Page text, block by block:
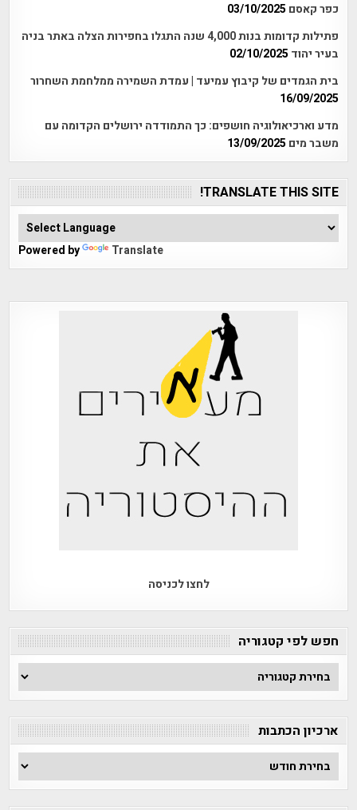
כפר קאסם 03/10/2025
פתילות קדומות בנות 4,000 שנה התגלו בחפירות הצלה באתר בניה
בעיר יהוד 02/10/2025
בית הגמדים של קיבוץ עמיעד | עמדת השמירה ממלחמת השחרור
16/09/2025
מדע וארכיאולוגיה חושפים: כך התמודדה ירושלים הקדומה עם
משבר מים 13/09/2025
TRANSLATE THIS SITE!
Powered by Translate
לחצו לכניסה
חפש לפי קטגוריה
חפש
לפי
ארכיון הכתבות
ארכיון
הכתבות